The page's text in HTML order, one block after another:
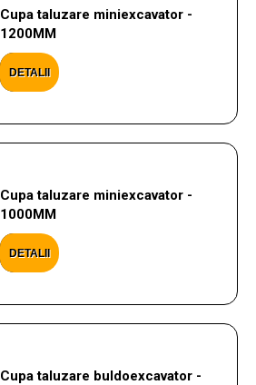
Cupa taluzare miniexcavator -
1200MM
DETALII
Cupa taluzare miniexcavator -
1000MM
DETALII
Cupa taluzare buldoexcavator -